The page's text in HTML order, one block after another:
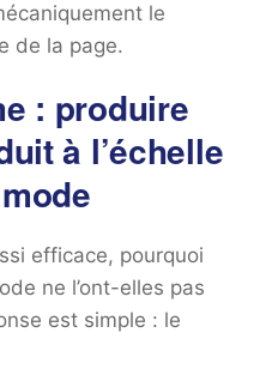
le
de la page.
: produire
à l’échelle
efficace, pourquoi
ne l’ont-elles pas
est simple : le